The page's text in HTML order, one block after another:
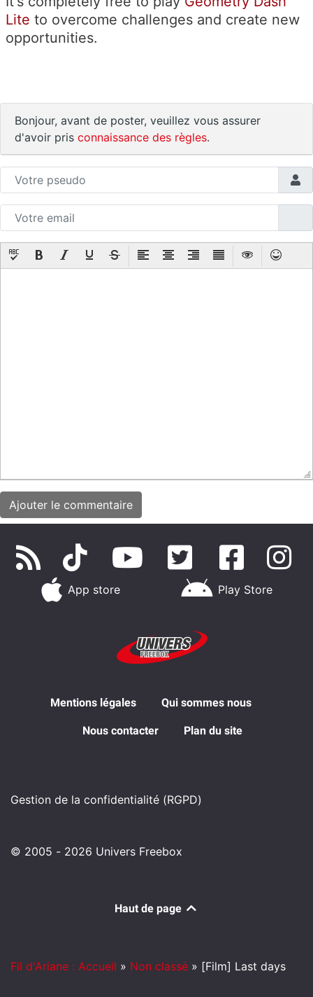
Lite to overcome challenges and create new
opportunities.
Bonjour, avant de poster, veuillez vous assurer
d'avoir pris connaissance des règles.
App store Play Store
Mentions légales Qui sommes nous
Nous contacter Plan du site
Gestion de la confidentialité (RGPD)
© 2005 - 2026 Univers Freebox
Haut de page
Fil d'Ariane : Accueil » Non classé » [Film] Last days